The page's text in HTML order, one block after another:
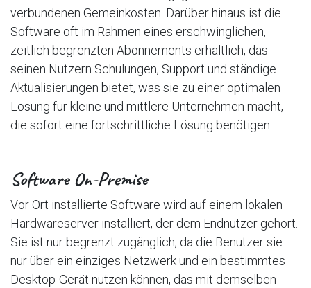
verbundenen Gemeinkosten. Darüber hinaus ist die
Software oft im Rahmen eines erschwinglichen,
zeitlich begrenzten Abonnements erhältlich, das
seinen Nutzern Schulungen, Support und ständige
Aktualisierungen bietet, was sie zu einer optimalen
Lösung für kleine und mittlere Unternehmen macht,
die sofort eine fortschrittliche Lösung benötigen.
Software On-Premise
Vor Ort installierte Software wird auf einem lokalen
Hardwareserver installiert, der dem Endnutzer gehört.
Sie ist nur begrenzt zugänglich, da die Benutzer sie
nur über ein einziges Netzwerk und ein bestimmtes
Desktop-Gerät nutzen können, das mit demselben